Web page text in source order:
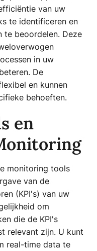
van uw
te identificeren en
te beoordelen. Deze
in uw
De
en kunnen
behoeften.
en
monitoring tools
van de
(KPI's) van uw
om
die de KPI's
relevant zijn. U kunt
real-time data te